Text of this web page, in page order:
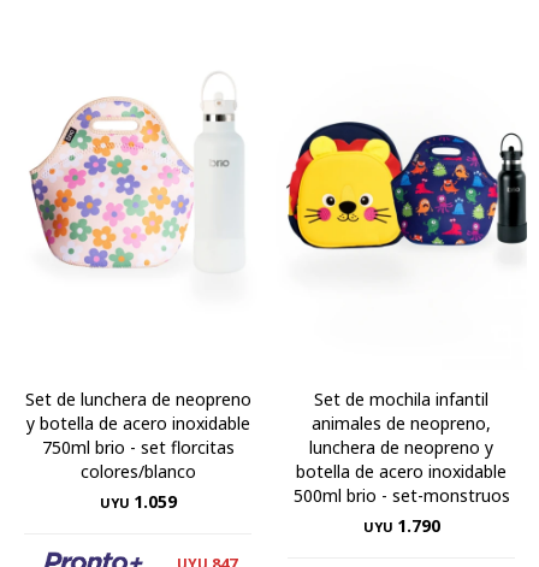
Set de lunchera de neopreno
y botella de acero inoxidable
750ml brio - set florcitas
colores/blanco
UYU 1.059
Set de mochila infantil
animales de neopreno,
lunchera de neopreno y
botella de acero inoxidable
500ml brio - set-monstruos
UYU 1.790